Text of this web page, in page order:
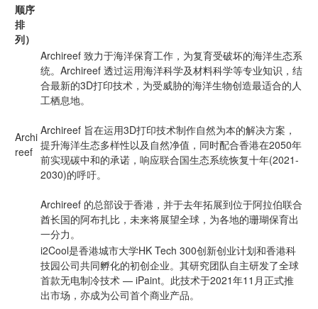
顺序
排
列）
Archi
reef
Archireef 致力于海洋保育工作，为复育受破坏的海洋生态系
统。Archireef 透过运用海洋科学及材料科学等专业知识，结
合最新的3D打印技术，为受威胁的海洋生物创造最适合的人
工栖息地。
Archireef 旨在运用3D打印技术制作自然为本的解决方案，
提升海洋生态多样性以及自然净值，同时配合香港在2050年
前实现碳中和的承诺，响应联合国生态系统恢复十年(2021-
2030)的呼吁。
Archireef 的总部设于香港，并于去年拓展到位于阿拉伯联合
酋长国的阿布扎比，未来将展望全球，为各地的珊瑚保育出
一分力。
i2Cool是香港城市大学HK Tech 300创新创业计划和香港科
技园公司共同孵化的初创企业。其研究团队自主研发了全球
首款无电制冷技术 — iPaint。此技术于2021年11月正式推
出市场，亦成为公司首个商业产品。